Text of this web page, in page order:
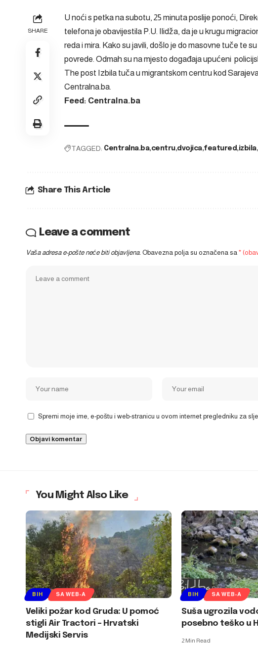
SHARE
U noći s petka na subotu, 25 minuta poslije ponoći,
telefona je obavijestila P.U. Ilidža, da je u krugu
reda i mira. Kako su javili, došlo je do masovne tuče te
povrede. Odmah su na mjesto događaja upućeni
The post Izbila tuča u migrantskom centru kod
Centralna.ba.
Feed: Centralna.ba
TAGGED: Centralna.ba centru dvojica featured izbila
Share This Article
Leave a comment
Vaša adresa e-pošte neće biti objavljena. Obavezna polja su označena sa *
Spremi moje ime, e-poštu i web-stranicu u ovom internet pregledniku za
You Might Also Like
BIH SA WEB-A
Veliki požar kod Gruda: U pomoć
stigli Air Tractori – Hrvatski
Medijski Servis
BIH SA WEB-A
Suša ugrozila
posebno teško u
2 Min Read